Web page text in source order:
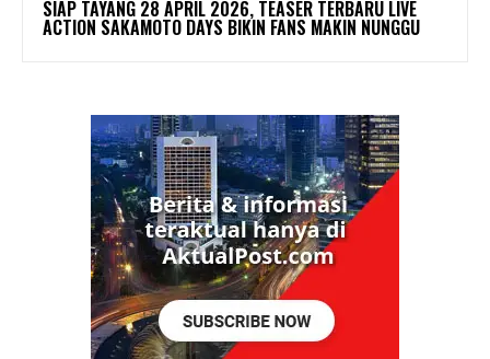
SIAP TAYANG 28 APRIL 2026, TEASER TERBARU LIVE
ACTION SAKAMOTO DAYS BIKIN FANS MAKIN NUNGGU